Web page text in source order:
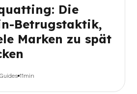
Die
Betrugstaktik,
Marken zu spät
Guides 11min